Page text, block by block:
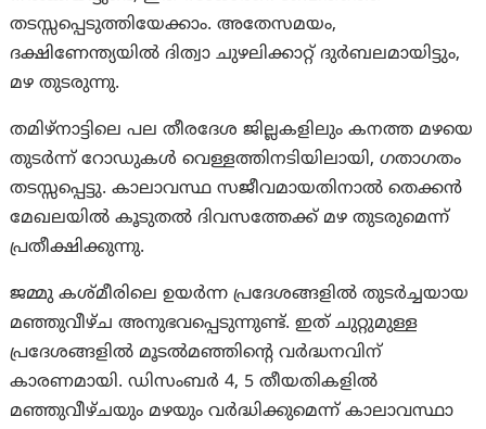
തടസ്സപ്പെടുത്തിയേക്കാം. അതേസമയം,
ദക്ഷിണേന്ത്യയിൽ ദിത്വാ ചുഴലിക്കാറ്റ് ദുർബലമായിട്ടും,
മഴ തുടരുന്നു.
തമിഴ്‌നാട്ടിലെ പല തീരദേശ ജില്ലകളിലും കനത്ത മഴയെ
തുടർന്ന് റോഡുകൾ വെള്ളത്തിനടിയിലായി, ഗതാഗതം
തടസ്സപ്പെട്ടു. കാലാവസ്ഥ സജീവമായതിനാൽ തെക്കൻ
മേഖലയിൽ കൂടുതൽ ദിവസത്തേക്ക് മഴ തുടരുമെന്ന്
പ്രതീക്ഷിക്കുന്നു.
ജമ്മു കശ്മീരിലെ ഉയർന്ന പ്രദേശങ്ങളിൽ തുടർച്ചയായ
മഞ്ഞുവീഴ്ച അനുഭവപ്പെടുന്നുണ്ട്. ഇത് ചുറ്റുമുള്ള
പ്രദേശങ്ങളിൽ മൂടൽമഞ്ഞിന്റെ വർദ്ധനവിന്
കാരണമായി. ഡിസംബർ 4, 5 തീയതികളിൽ
മഞ്ഞുവീഴ്ചയും മഴയും വർദ്ധിക്കുമെന്ന് കാലാവസ്ഥാ